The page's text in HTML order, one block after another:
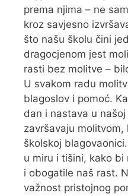
prema njima – ne
kroz savjesno
što našu školu čini
dragocjenom jest
rasti bez molitve –
U svakom radu
blagoslov i pomoć.
dan i nastava u
završavaju molitvom,
školskoj
u miru i tišini, kako bi
i obogatile naš rast.
važnost pristojnog